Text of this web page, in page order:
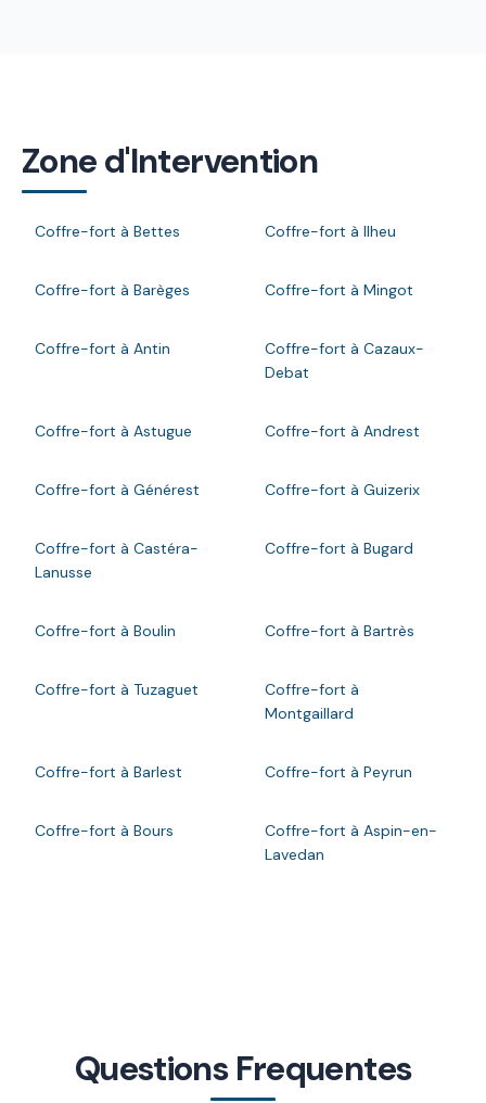
Zone d'Intervention
Coffre-fort à Bettes Coffre-fort à Ilheu
Coffre-fort à Barèges Coffre-fort à Mingot
Coffre-fort à Antin
Coffre-fort à Cazaux-
Debat
Coffre-fort à Astugue Coffre-fort à Andrest
Coffre-fort à Générest Coffre-fort à Guizerix
Coffre-fort à Castéra-
Lanusse
Coffre-fort à Bugard
Coffre-fort à Boulin Coffre-fort à Bartrès
Coffre-fort à Tuzaguet
Coffre-fort à
Montgaillard
Coffre-fort à Barlest Coffre-fort à Peyrun
Coffre-fort à Bours
Coffre-fort à Aspin-en-
Lavedan
Questions Frequentes